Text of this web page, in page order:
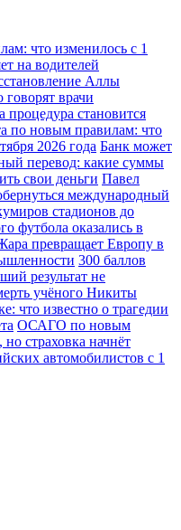
что изменилось с 1
на водителей
Аллы
врачи
процедура становится
по новым правилам: что
2026 года Банк может
перевод: какие суммы
свои деньги Павел
международный
стадионов до
футбола оказались в
превращает Европу в
300 баллов
результат не
учёного Никиты
что известно о трагедии
ОСАГО по новым
страховка начнёт
автомобилистов с 1